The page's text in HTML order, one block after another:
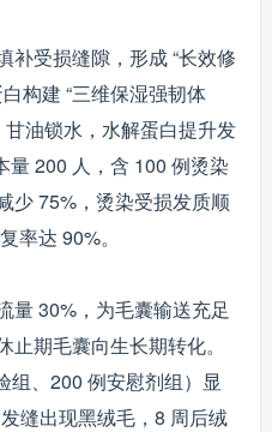
补受损缝隙，形成 “长效修
构建 “三维保湿强韧体
油锁水，水解蛋白提升发
量 200 人，含 100 例烫染
少 75%，烫染受损发质顺
率达 90%。
量 30%，为毛囊输送充足
期毛囊向生长期转化。
组、200 例安慰剂组）显
缝出现黑绒毛，8 周后绒